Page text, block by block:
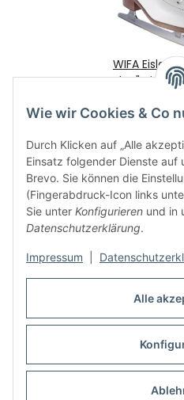
Alle
Wie wir Cookies & Co
Durch Klicken auf „Alle
Einsatz folgender Dienste auf
Brevo. Sie können die
(Fingerabdruck-Icon links
Sie unter Konfigurieren und in
Datenschutzerklärung.
Impressum
WIFA
Leder "Prima
Vertrag
* Alle Preise inkl. gesetzlicher USt., zzgl.